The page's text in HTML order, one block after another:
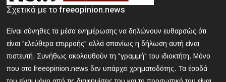
Κοζάνη: Νεκρός 40χρονος που εγκλωβίστηκε σε
2024-03-21 17:47:39
ΕΟΔΥ: Nέος θάνατος από γρίπη - 8 νεκροί από Covid, 13
Σχετικά με το freeopinion.news
Είναι σύνηθες τα μέσα ενημέρωσης να δηλώνουν ευθαρσώς ότι
είναι "ελεύθερα επιρροής" αλλά σπανίως η δήλωση αυτή είναι
πιστευτή. Συνήθως ακολουθούν τη "γραμμή" του ιδιοκτήτη. Μόνο
που στο freeopinion.news δεν υπάρχει χρηματοδότης. Τα έσοδά